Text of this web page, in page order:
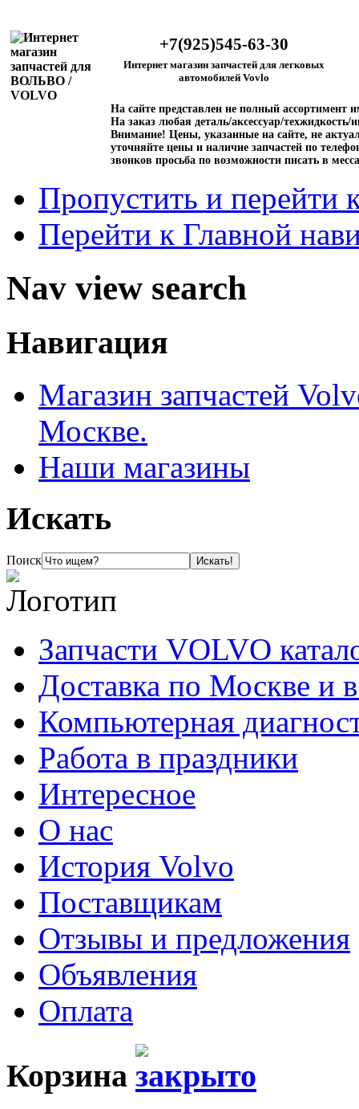
+7(925)545-63-30
Интернет магазин запчастей для легковых
автомобилей Vovlo
На сайте представлен не полный ассортимент
На заказ любая деталь/аксессуар/техжидкость/
Внимание! Цены, указанные на сайте, не
уточняйте цены и наличие запчастей по
звонков просьба по возможности писать в
Пропустить и перейти
Перейти к Главной
Nav view search
Навигация
Магазин запчастей
Москве.
Наши магазины
Искать
Поиск
Запчасти VOLVO
Доставка по Москве и
Компьютерная
Работа в праздники
Интересное
О нас
История Volvo
Поставщикам
Отзывы и предложения
Объявления
Оплата
Корзина